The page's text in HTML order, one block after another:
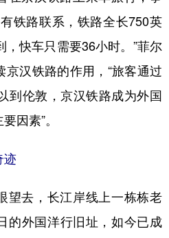
铁路联系，铁路全长750英
，快车只需要36小时。”菲尔
汉铁路的作用，“旅客通过
到伦敦，京汉铁路成为外国
因素”。
迹
去，长江岸线上一栋栋老
的外国洋行旧址，如今已成